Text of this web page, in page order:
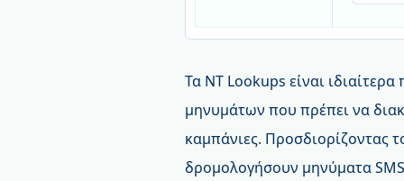
Τα NT Lookups είναι
μηνυμάτων που πρέπει να
καμπάνιες. Προσδιορίζοντας
δρομολογήσουν μηνύματα